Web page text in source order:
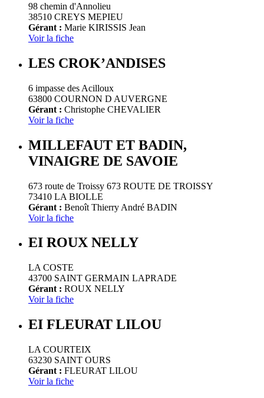
98 chemin d'Annolieu
38510 CREYS MEPIEU
Gérant : Marie KIRISSIS Jean
Voir la fiche
LES CROK’ANDISES
6 impasse des Acilloux
63800 COURNON D AUVERGNE
Gérant : Christophe CHEVALIER
Voir la fiche
MILLEFAUT ET BADIN,
VINAIGRE DE SAVOIE
673 route de Troissy 673 ROUTE DE TROISSY
73410 LA BIOLLE
Gérant : Benoît Thierry André BADIN
Voir la fiche
EI ROUX NELLY
LA COSTE
43700 SAINT GERMAIN LAPRADE
Gérant : ROUX NELLY
Voir la fiche
EI FLEURAT LILOU
LA COURTEIX
63230 SAINT OURS
Gérant : FLEURAT LILOU
Voir la fiche